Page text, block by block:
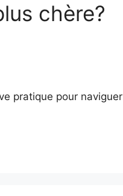
chère?
pratique pour naviguer